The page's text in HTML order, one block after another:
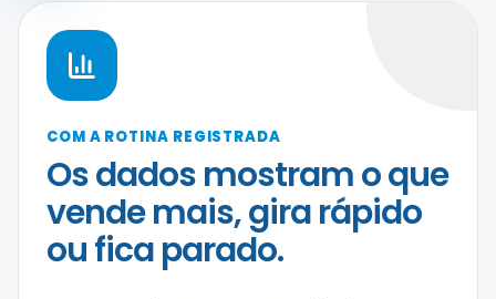
COM A ROTINA REGISTRADA
Os dados mostram o que
vende mais, gira rápido
ou fica parado.